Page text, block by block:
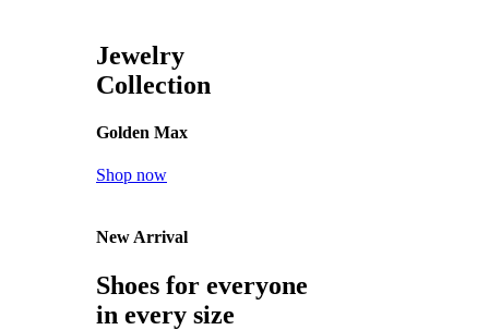
Jewelry
Collection
Golden Max
Shop now
New Arrival
Shoes for everyone
in every size